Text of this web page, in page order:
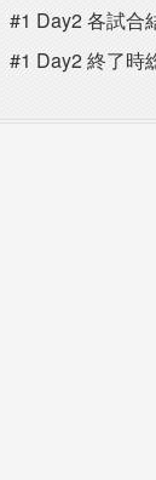
#1 Day2 各試合
#1 Day2 終了時